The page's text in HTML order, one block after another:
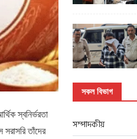
স্বনির্ভরতা
তাঁদের
সকল বিভাগ
সম্পাদকীয়